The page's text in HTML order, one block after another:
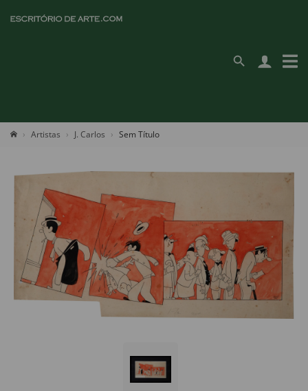
Artistas J. Carlos Sem Título